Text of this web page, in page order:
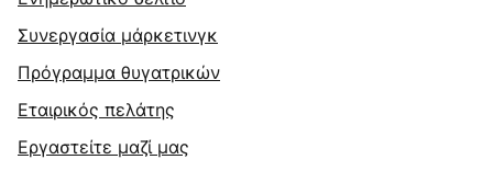
Συνεργασία μάρκετινγκ
Πρόγραμμα θυγατρικών
Εταιρικός πελάτης
Εργαστείτε μαζί μας